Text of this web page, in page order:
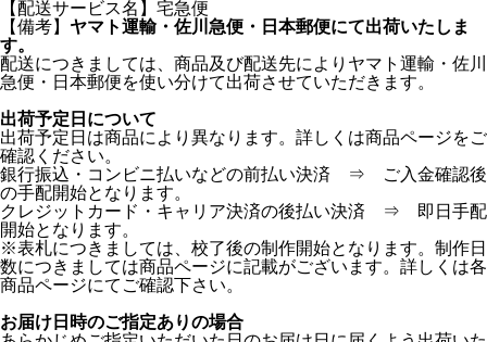
【配送サービス名】宅急便
【備考】 ヤマト運輸・佐川急便・日本郵便にて出荷いたしま
す。
配送につきましては、商品及び配送先によりヤマト運輸・佐川
急便・日本郵便を使い分けて出荷させていただきます。
出荷予定日について
出荷予定日は商品により異なります。詳しくは商品ページをご
確認ください。
銀行振込・コンビニ払いなどの前払い決済 ⇒ ご入金確認後
の手配開始となります。
クレジットカード・キャリア決済の後払い決済 ⇒ 即日手配
開始となります。
※表札につきましては、校了後の制作開始となります。制作日
数につきましては商品ページに記載がございます。詳しくは各
商品ページにてご確認下さい。
お届け日時のご指定ありの場合